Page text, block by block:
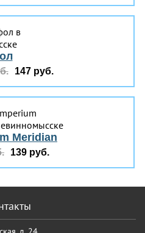
147 руб.
Meridian
139 руб.